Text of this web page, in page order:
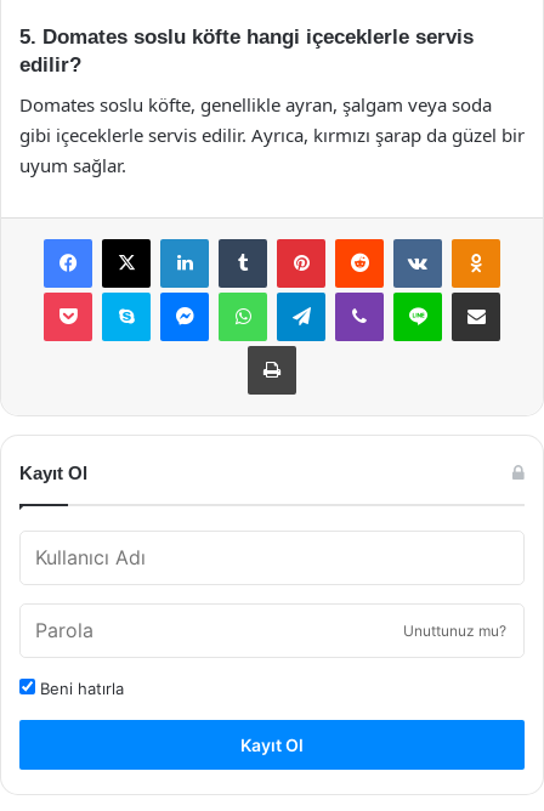
5. Domates soslu köfte hangi içeceklerle servis
edilir?
Domates soslu köfte, genellikle ayran, şalgam veya soda
gibi içeceklerle servis edilir. Ayrıca, kırmızı şarap da güzel bir
uyum sağlar.
Facebook
X LinkedInTumblr PinterestReddit VKontakte
Pocket Skype MessengerWhatsAppTelegramViber Line E-Posta ile
Yazdır
Kayıt Ol
Unuttunuz mu?
Beni hatırla
Kayıt Ol